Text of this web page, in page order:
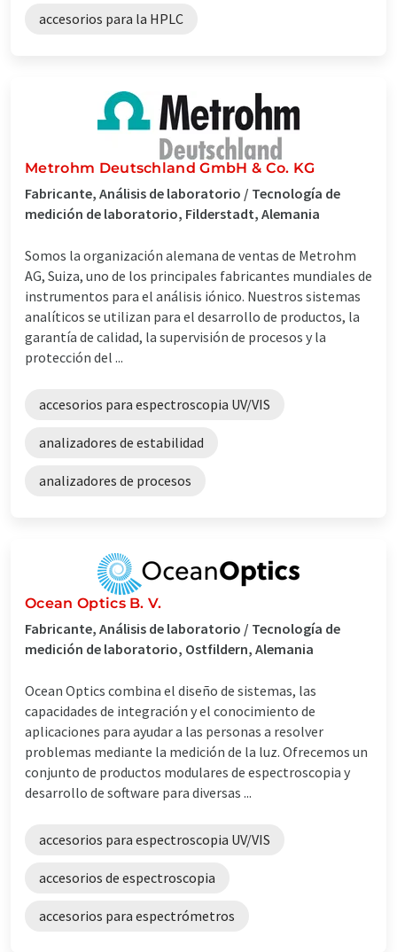
accesorios para la HPLC
Metrohm Deutschland GmbH & Co. KG
Fabricante, Análisis de laboratorio / Tecnología de
medición de laboratorio, Filderstadt, Alemania
Somos la organización alemana de ventas de Metrohm
AG, Suiza, uno de los principales fabricantes mundiales de
instrumentos para el análisis iónico. Nuestros sistemas
analíticos se utilizan para el desarrollo de productos, la
garantía de calidad, la supervisión de procesos y la
protección del ...
accesorios para espectroscopia UV/VIS
analizadores de estabilidad
analizadores de procesos
Ocean Optics B. V.
Fabricante, Análisis de laboratorio / Tecnología de
medición de laboratorio, Ostfildern, Alemania
Ocean Optics combina el diseño de sistemas, las
capacidades de integración y el conocimiento de
aplicaciones para ayudar a las personas a resolver
problemas mediante la medición de la luz. Ofrecemos un
conjunto de productos modulares de espectroscopia y
desarrollo de software para diversas ...
accesorios para espectroscopia UV/VIS
accesorios de espectroscopia
accesorios para espectrómetros